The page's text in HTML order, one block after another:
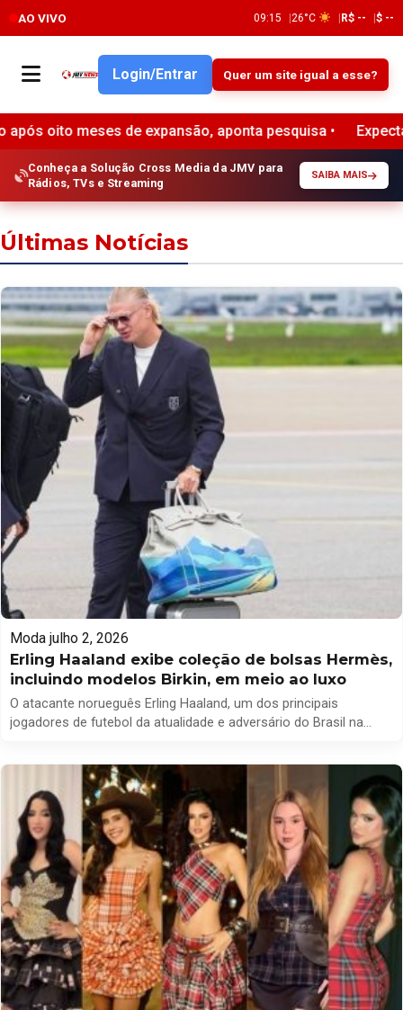
AO VIVO 09:15 26°C R$ -- $ --
Login/Entrar Quer um site igual a esse?
pesquisa • Expectativa de melhora na economia
Conheça a Solução Cross Media da JMV para
Rádios, TVs e Streaming
SAIBA MAIS
Últimas Notícias
Moda julho 2, 2026
Erling Haaland exibe coleção de bolsas Hermès,
incluindo modelos Birkin, em meio ao luxo
O atacante norueguês Erling Haaland, um dos principais
jogadores de futebol da atualidade e adversário do Brasil na
seu gosto apurado por itens de luxo. Enquanto muitos atletas se
concentram em carros esportivos, relógios de alto […]